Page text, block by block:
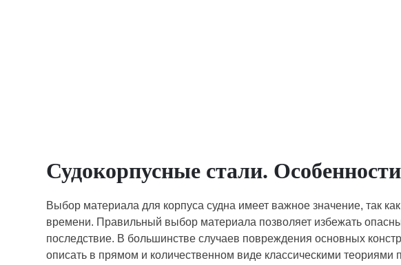
Судокорпусные стали.
Выбор материала для корпуса судна имеет важное значение, так
времени. Правильный выбор материала позволяет избежать
последствие. В большинстве случаев повреждения основных
описать в прямом и количественном виде классическими